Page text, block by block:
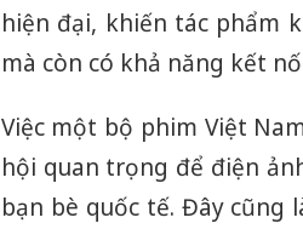
hiện đại, khiến tác phẩm
mà còn có khả năng kết
Việc một bộ phim Việt
hội quan trọng để điện
bạn bè quốc tế. Đây cũng